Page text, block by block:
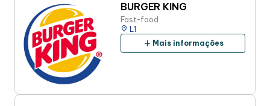
BURGER KING
Fast-food
place L1
add Mais informações